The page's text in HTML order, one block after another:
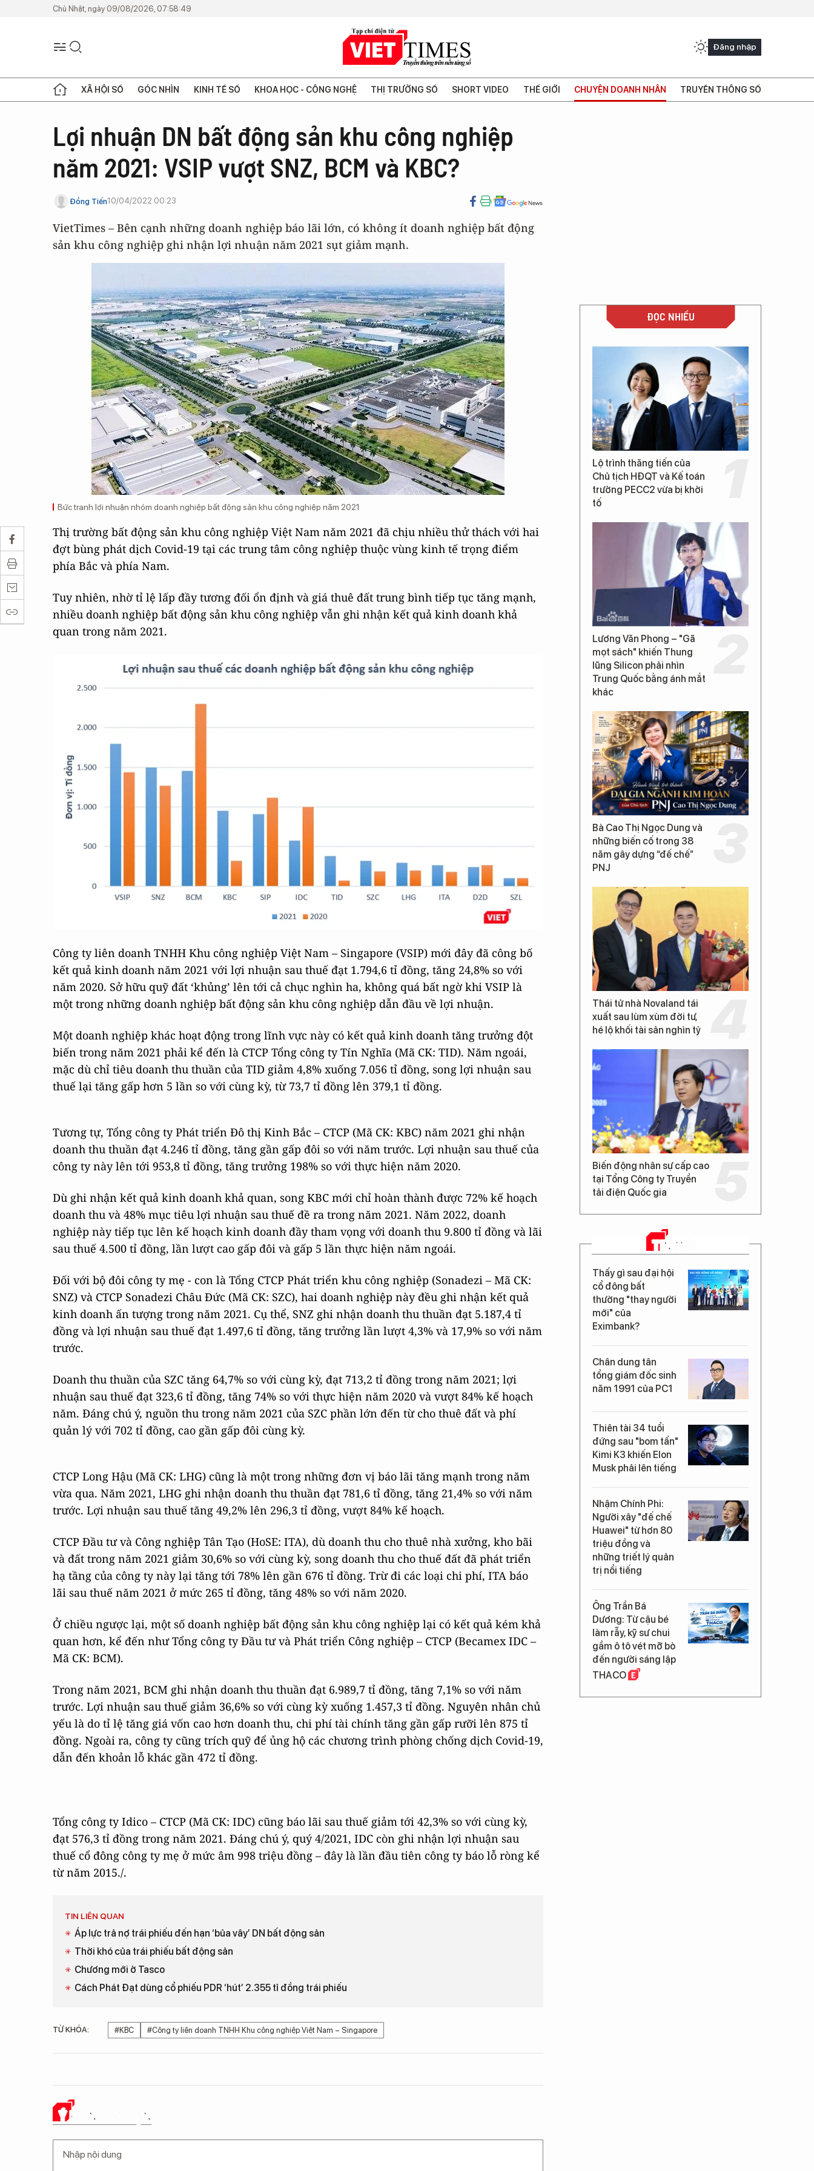
Chủ Nhật, ngày 09/08/2026, 07:58:49
Đăng nhập
XÃ HỘI SỐ GÓC NHÌN KINH TẾ SỐ KHOA HỌC - CÔNG NGHỆ THỊ TRƯỜNG SỐ SHORT VIDEO THẾ GIỚI CHUYỆN DOANH NHÂN TRUYỀN THÔNG SỐ
Lợi nhuận DN bất động sản khu công nghiệp
năm 2021: VSIP vượt SNZ, BCM và KBC?
Đồng Tiến10/04/2022 00:23
VietTimes – Bên cạnh những doanh nghiệp báo lãi lớn, có không ít doanh nghiệp bất động
sản khu công nghiệp ghi nhận lợi nhuận năm 2021 sụt giảm mạnh.
Bức tranh lợi nhuận nhóm doanh nghiệp bất động sản khu công nghiệp năm 2021
Thị trường bất động sản khu công nghiệp Việt Nam năm 2021 đã chịu nhiều thử thách với hai
đợt bùng phát dịch Covid-19 tại các trung tâm công nghiệp thuộc vùng kinh tế trọng điểm
phía Bắc và phía Nam.
Tuy nhiên, nhờ tỉ lệ lấp đầy tương đối ổn định và giá thuê đất trung bình tiếp tục tăng mạnh,
nhiều doanh nghiệp bất động sản khu công nghiệp vẫn ghi nhận kết quả kinh doanh khả
quan trong năm 2021.
Công ty liên doanh TNHH Khu công nghiệp Việt Nam – Singapore (VSIP) mới đây đã công bố
kết quả kinh doanh năm 2021 với lợi nhuận sau thuế đạt 1.794,6 tỉ đồng, tăng 24,8% so với
năm 2020. Sở hữu quỹ đất ‘khủng’ lên tới cả chục nghìn ha, không quá bất ngờ khi VSIP là
một trong những doanh nghiệp bất động sản khu công nghiệp dẫn đầu về lợi nhuận.
Một doanh nghiệp khác hoạt động trong lĩnh vực này có kết quả kinh doanh tăng trưởng đột
biến trong năm 2021 phải kể đến là CTCP Tổng công ty Tín Nghĩa (Mã CK: TID). Năm ngoái,
mặc dù chỉ tiêu doanh thu thuần của TID giảm 4,8% xuống 7.056 tỉ đồng, song lợi nhuận sau
thuế lại tăng gấp hơn 5 lần so với cùng kỳ, từ 73,7 tỉ đồng lên 379,1 tỉ đồng.
Tương tự, Tổng công ty Phát triển Đô thị Kinh Bắc – CTCP (Mã CK: KBC) năm 2021 ghi nhận
doanh thu thuần đạt 4.246 tỉ đồng, tăng gần gấp đôi so với năm trước. Lợi nhuận sau thuế của
công ty này lên tới 953,8 tỉ đồng, tăng trưởng 198% so với thực hiện năm 2020.
Dù ghi nhận kết quả kinh doanh khả quan, song KBC mới chỉ hoàn thành được 72% kế hoạch
doanh thu và 48% mục tiêu lợi nhuận sau thuế đề ra trong năm 2021. Năm 2022, doanh
nghiệp này tiếp tục lên kế hoạch kinh doanh đầy tham vọng với doanh thu 9.800 tỉ đồng và lãi
sau thuế 4.500 tỉ đồng, lần lượt cao gấp đôi và gấp 5 lần thực hiện năm ngoái.
Đối với bộ đôi công ty mẹ - con là Tổng CTCP Phát triển khu công nghiệp (Sonadezi – Mã CK:
SNZ) và CTCP Sonadezi Châu Đức (Mã CK: SZC), hai doanh nghiệp này đều ghi nhận kết quả
kinh doanh ấn tượng trong năm 2021. Cụ thể, SNZ ghi nhận doanh thu thuần đạt 5.187,4 tỉ
đồng và lợi nhuận sau thuế đạt 1.497,6 tỉ đồng, tăng trưởng lần lượt 4,3% và 17,9% so với năm
trước.
Doanh thu thuần của SZC tăng 64,7% so với cùng kỳ, đạt 713,2 tỉ đồng trong năm 2021; lợi
nhuận sau thuế đạt 323,6 tỉ đồng, tăng 74% so với thực hiện năm 2020 và vượt 84% kế hoạch
năm. Đáng chú ý, nguồn thu trong năm 2021 của SZC phần lớn đến từ cho thuê đất và phí
quản lý với 702 tỉ đồng, cao gần gấp đôi cùng kỳ.
CTCP Long Hậu (Mã CK: LHG) cũng là một trong những đơn vị báo lãi tăng mạnh trong năm
vừa qua. Năm 2021, LHG ghi nhận doanh thu thuần đạt 781,6 tỉ đồng, tăng 21,4% so với năm
trước. Lợi nhuận sau thuế tăng 49,2% lên 296,3 tỉ đồng, vượt 84% kế hoạch.
CTCP Đầu tư và Công nghiệp Tân Tạo (HoSE: ITA), dù doanh thu cho thuê nhà xưởng, kho bãi
và đất trong năm 2021 giảm 30,6% so với cùng kỳ, song doanh thu cho thuế đất đã phát triển
hạ tầng của công ty này lại tăng tới 78% lên gần 676 tỉ đồng. Trừ đi các loại chi phí, ITA báo
lãi sau thuế năm 2021 ở mức 265 tỉ đồng, tăng 48% so với năm 2020.
Ở chiều ngược lại, một số doanh nghiệp bất động sản khu công nghiệp lại có kết quả kém khả
quan hơn, kể đến như Tổng công ty Đầu tư và Phát triển Công nghiệp – CTCP (Becamex IDC –
Mã CK: BCM).
Trong năm 2021, BCM ghi nhận doanh thu thuần đạt 6.989,7 tỉ đồng, tăng 7,1% so với năm
trước. Lợi nhuận sau thuế giảm 36,6% so với cùng kỳ xuống 1.457,3 tỉ đồng. Nguyên nhân chủ
yếu là do tỉ lệ tăng giá vốn cao hơn doanh thu, chi phí tài chính tăng gần gấp rưỡi lên 875 tỉ
đồng. Ngoài ra, công ty cũng trích quỹ để ủng hộ các chương trình phòng chống dịch Covid-19,
dẫn đến khoản lỗ khác gần 472 tỉ đồng.
Tổng công ty Idico – CTCP (Mã CK: IDC) cũng báo lãi sau thuế giảm tới 42,3% so với cùng kỳ,
đạt 576,3 tỉ đồng trong năm 2021. Đáng chú ý, quý 4/2021, IDC còn ghi nhận lợi nhuận sau
thuế cổ đông công ty mẹ ở mức âm 998 triệu đồng – đây là lần đầu tiên công ty báo lỗ ròng kể
từ năm 2015./.
TIN LIÊN QUAN
Áp lực trả nợ trái phiếu đến hạn ‘bủa vây’ DN bất động sản
Thời khó của trái phiếu bất động sản
Chương mới ở Tasco
Cách Phát Đạt dùng cổ phiếu PDR ‘hút’ 2.355 tỉ đồng trái phiếu
TỪ KHÓA: #KBC #Công ty liên doanh TNHH Khu công nghiệp Việt Nam – Singapore
Ý KIẾN CỦA BẠN
ĐỌC NHIỀU
Lộ trình thăng tiến của
Chủ tịch HĐQT và Kế toán
trưởng PECC2 vừa bị khởi
tố
Lương Văn Phong – "Gã
mọt sách" khiến Thung
lũng Silicon phải nhìn
Trung Quốc bằng ánh mắt
khác
Bà Cao Thị Ngọc Dung và
những biến cố trong 38
năm gây dựng “đế chế”
PNJ
Thái tử nhà Novaland tái
xuất sau lùm xùm đời tư,
hé lộ khối tài sản nghìn tỷ
Biến động nhân sự cấp cao
tại Tổng Công ty Truyền
tải điện Quốc gia
TIN MỚI
Thấy gì sau đại hội
cổ đông bất
thường "thay người
mới" của
Eximbank?
Chân dung tân
tổng giám đốc sinh
năm 1991 của PC1
Thiên tài 34 tuổi
đứng sau "bom tấn"
Kimi K3 khiến Elon
Musk phải lên tiếng
Nhậm Chính Phi:
Người xây "đế chế
Huawei" từ hơn 80
triệu đồng và
những triết lý quản
trị nổi tiếng
Ông Trần Bá
Dương: Từ cậu bé
làm rẫy, kỹ sư chui
gầm ô tô vét mỡ bò
đến người sáng lập
THACO